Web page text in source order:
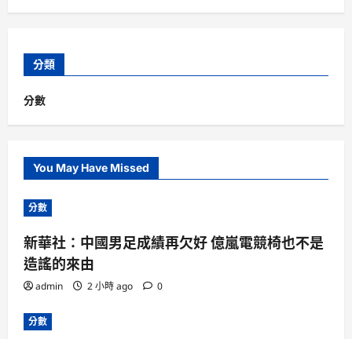
分類
分數
You May Have Missed
分數
新華社：中國男足成績再欠好 億嵐電競椅也不是
造謠的來由
admin 2 小時 ago 0
分數